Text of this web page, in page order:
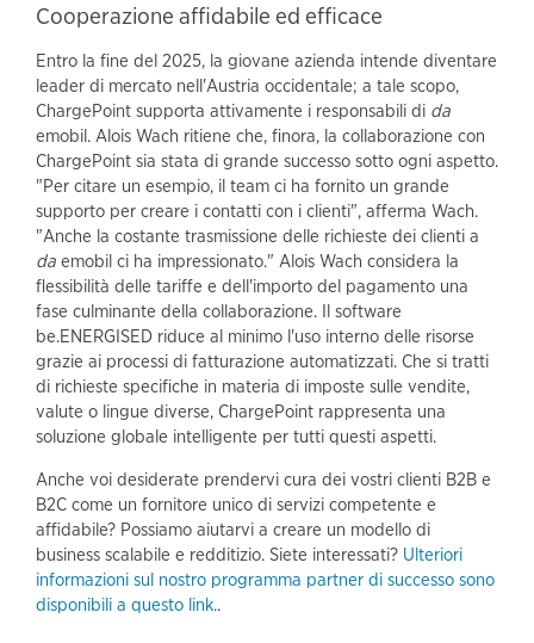
Cooperazione affidabile ed efficace
Entro la fine del 2025, la giovane azienda intende diventare
leader di mercato nell'Austria occidentale; a tale scopo,
ChargePoint supporta attivamente i responsabili di da
emobil. Alois Wach ritiene che, finora, la collaborazione con
ChargePoint sia stata di grande successo sotto ogni aspetto.
"Per citare un esempio, il team ci ha fornito un grande
supporto per creare i contatti con i clienti", afferma Wach.
"Anche la costante trasmissione delle richieste dei clienti a
da emobil ci ha impressionato." Alois Wach considera la
flessibilità delle tariffe e dell'importo del pagamento una
fase culminante della collaborazione. Il software
be.ENERGISED riduce al minimo l'uso interno delle risorse
grazie ai processi di fatturazione automatizzati. Che si tratti
di richieste specifiche in materia di imposte sulle vendite,
valute o lingue diverse, ChargePoint rappresenta una
soluzione globale intelligente per tutti questi aspetti.
Anche voi desiderate prendervi cura dei vostri clienti B2B e
B2C come un fornitore unico di servizi competente e
affidabile? Possiamo aiutarvi a creare un modello di
business scalabile e redditizio. Siete interessati? Ulteriori
informazioni sul nostro programma partner di successo sono
disponibili a questo link..